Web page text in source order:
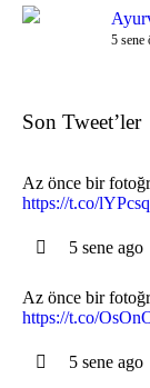
5 sene
Son Tweet’ler
Az önce bir
https://t.co/
5 sene ago
Az önce bir
https://t.co/
5 sene ago